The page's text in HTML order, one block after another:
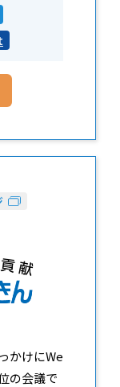
かけにWe
の会議で